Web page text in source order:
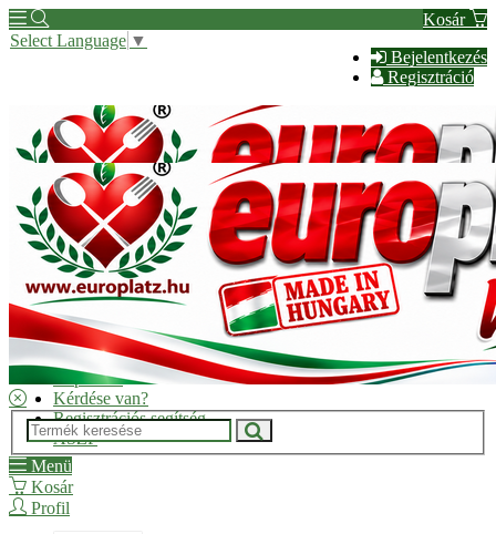
Kosár
Bejelentkezés
Regisztráció
Select Language ▼
Hírek
Kapcsolat
Kérdése van?
Regisztrációs segítség
ÁSZF
Menü
Kosár
Profil